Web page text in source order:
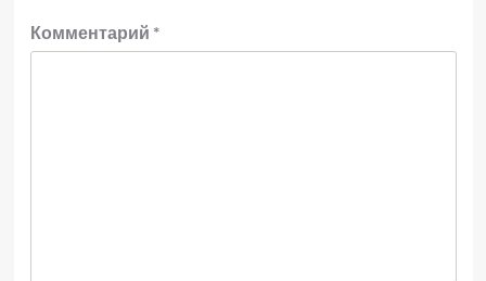
Комментарий *